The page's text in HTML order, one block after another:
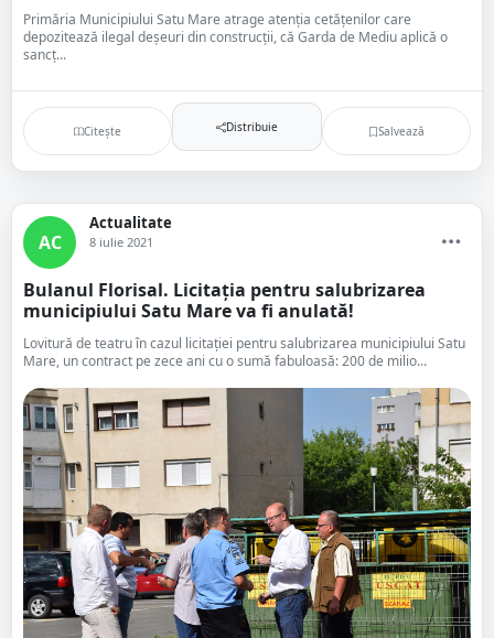
Primăria Municipiului Satu Mare atrage atenția cetățenilor care
depozitează ilegal deșeuri din construcții, că Garda de Mediu aplică o
sancț...
Citește Distribuie Salvează
AC
Actualitate
8 iulie 2021
Bulanul Florisal. Licitația pentru salubrizarea
municipiului Satu Mare va fi anulată!
Lovitură de teatru în cazul licitației pentru salubrizarea municipiului Satu
Mare, un contract pe zece ani cu o sumă fabuloasă: 200 de milio...